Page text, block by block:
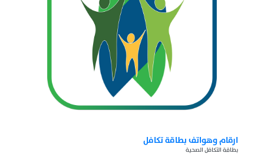
ارقام وهواتف بطاقة تكافل
بطاقة التكافل الصحية